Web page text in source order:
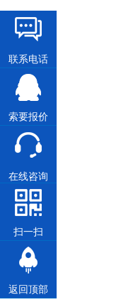
联系电话
索要报价
在线咨询
扫一扫
返回顶部